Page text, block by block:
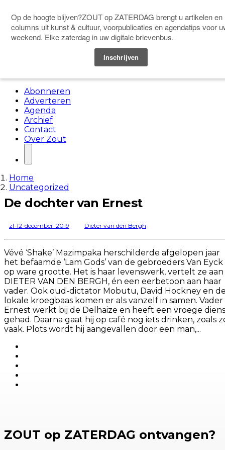
DONEER
Abonneren
Adverteren
Agenda
Archief
Contact
Over Zout
Home
Uncategorized
De dochter van Ernest
zl-12-december-2019 Dieter van den Bergh
Vévé ‘Shake’ Mazimpaka herschilderde afgelopen jaar
het befaamde ‘Lam Gods’ van de gebroeders Van Eyck
op ware grootte. Het is haar levenswerk, vertelt ze aan
DIETER VAN DEN BERGH, én een eerbetoon aan haar
vader. Ook oud-dictator Mobutu, David Hockney en
lokale kroegbaas komen er als vanzelf in samen. Vader
Ernest werkt bij de Delhaize en heeft een vroege
gehad. Daarna gaat hij op café nog iets drinken, zoals
vaak. Plots wordt hij aangevallen door een man,...
ZOUT op ZATERDAG ontvangen?